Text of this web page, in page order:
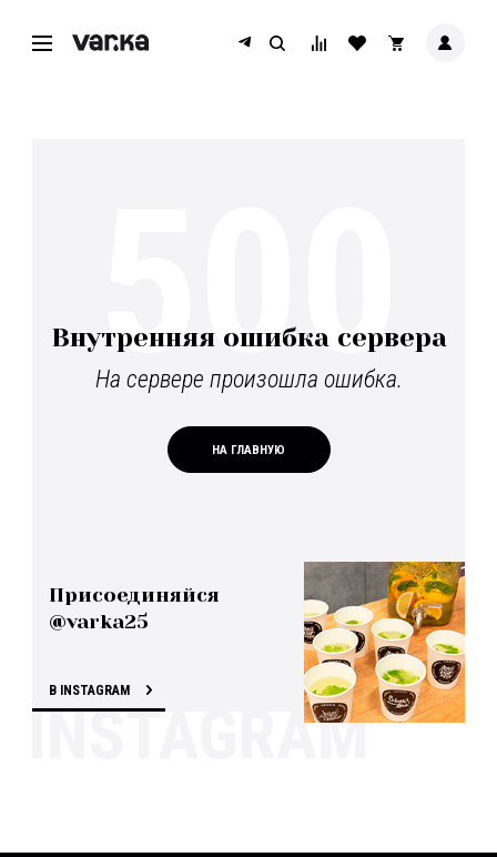
Внутренняя ошибка сервера
На сервере произошла ошибка.
НА ГЛАВНУЮ
500
Присоединяйся
@varka25
В INSTAGRAM